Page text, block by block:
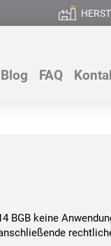
Blog FAQ
BGB keine